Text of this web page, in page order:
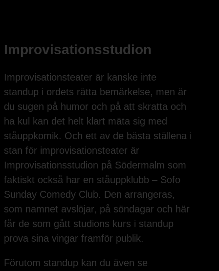
Improvisationsstudion
Improvisationsteater är kanske inte
standup i ordets rätta bemärkelse, men är
du sugen på humor och på att skratta och
ha kul kan det helt klart mäta sig med
ståuppkomik. Och ett av de bästa ställena i
stan för improvisationsteater är
Improvisationsstudion på Södermalm som
faktiskt också har en ståuppklubb – Sofo
Sunday Comedy Club. Den arrangeras,
som namnet avslöjar, på söndagar och här
får de som gått studions kurs i standup
prova sina vingar framför publik.
Förutom standup kan du även se